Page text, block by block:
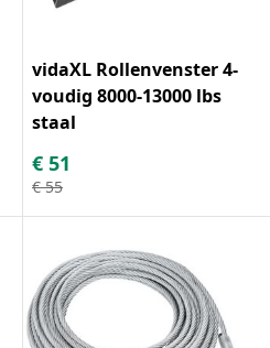
vidaXL Rollenvenster 4-
voudig 8000-13000 lbs
staal
€ 51
€ 55